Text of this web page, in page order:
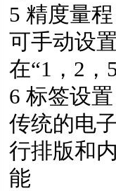
5 精度量程
可手动设
在“1，2，
6 标签设置
传统的电
行排版和
能